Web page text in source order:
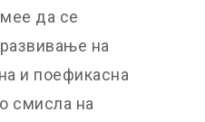
да се
на
и поефикасна
смисла на